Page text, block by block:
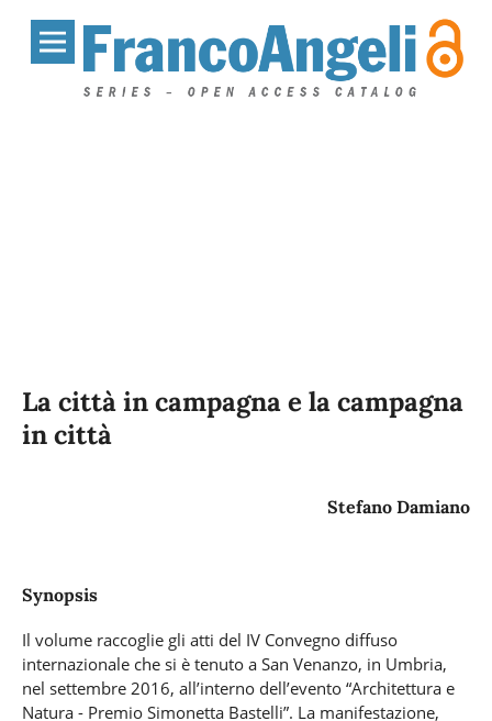
La città in campagna e la campagna
in città
Stefano Damiano
Synopsis
Il volume raccoglie gli atti del IV Convegno diffuso
internazionale che si è tenuto a San Venanzo, in Umbria,
nel settembre 2016, all’interno dell’evento “Architettura e
Natura - Premio Simonetta Bastelli”. La manifestazione,